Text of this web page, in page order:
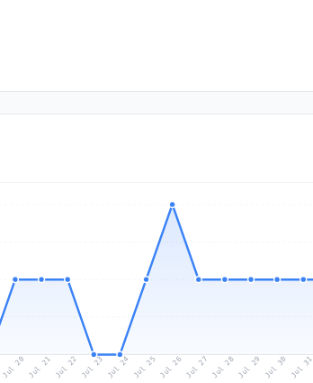
Jul 20 Jul 21 Jul 22 Jul 23 Jul 24 Jul 25 Jul 26Jul 27 Jul 28Jul 29 Jul 30 Jul 31